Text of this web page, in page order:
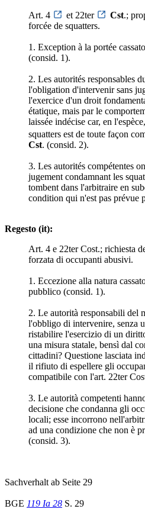
Art. 4 et 22ter Cst.;
forcée de squatters.
1. Exception à la portée
(consid. 1).
2. Les autorités responsables
l'obligation d'intervenir sans
l'exercice d'un droit
étatique, mais par le
laissée indécise car, en
squatters est de toute façon
Cst. (consid. 2).
3. Les autorités compétentes
jugement condamnant les
tombent dans l'arbitraire en
condition qui n'est pas prévue
Regesto (it):
Art. 4 e 22ter Cost.; richiesta
forzata di occupanti abusivi.
1. Eccezione alla natura
pubblico (consid. 1).
2. Le autorità responsabili del
l'obbligo di intervenire, senza
ristabilire l'esercizio di un
una misura statale, bensì dal
cittadini? Questione lasciata
il rifiuto di espellere gli
compatibile con l'art. 22ter
3. Le autorità competenti
decisione che condanna gli
locali; esse incorrono
ad una condizione che non è
(consid. 3).
Sachverhalt ab Seite 29
BGE 119 Ia 28 S. 29